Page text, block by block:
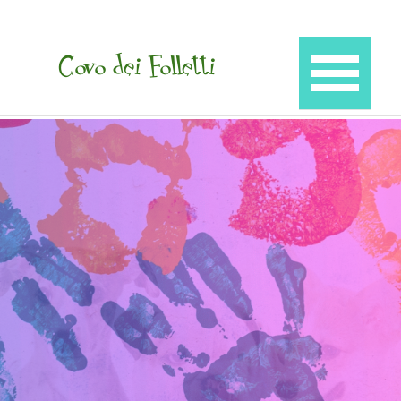
Covo dei Folletti